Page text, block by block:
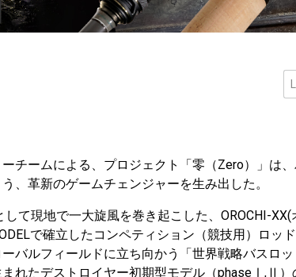
チームによる、プロジェクト「零（Zero）」は
、革新のゲームチェンジャーを生み出した。
て現地で一大旋風を巻き起こした、OROCHI-
で確立したコンペティション（競技用）ロッ
バルフィールドに立ち向かう「世界戦略バスロ
れたデストロイヤー初期型モデル（phaseⅠ,Ⅱ